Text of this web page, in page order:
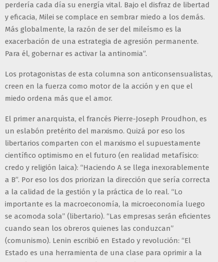
perdería cada día su energía vital. Bajo el disfraz de libertad
y eficacia, Milei se complace en sembrar miedo a los demás.
Más globalmente, la razón de ser del mileísmo es la
exacerbación de una estrategia de agresión permanente.
Para él, gobernar es activar la antinomia”.
Los protagonistas de esta columna son anticonsensualistas,
creen en la fuerza como motor de la acción y en que el
miedo ordena más que el amor.
El primer anarquista, el francés Pierre-Joseph Proudhon, es
un eslabón pretérito del marxismo. Quizá por eso los
libertarios comparten con el marxismo el supuestamente
científico optimismo en el futuro (en realidad metafísico:
credo y religión laica): “Haciendo A se llega inexorablemente
a B”. Por eso los dos priorizan la dirección que sería correcta
a la calidad de la gestión y la práctica de lo real. “Lo
importante es la macroeconomía, la microeconomía luego
se acomoda sola” (libertario). “Las empresas serán eficientes
cuando sean los obreros quienes las conduzcan”
(comunismo). Lenin escribió en Estado y revolución: “El
Estado es una herramienta de una clase para oprimir a la